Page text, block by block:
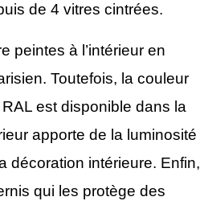
de 4 vitres cintrées.
peintes à l’intérieur en
Toutefois, la couleur
est disponible dans la
apporte de la luminosité
décoration intérieure. Enfin,
qui les protège des